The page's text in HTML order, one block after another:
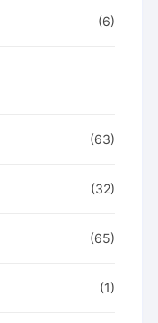
(6)
(63)
(32)
(65)
(1)